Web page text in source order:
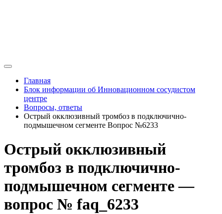
Главная
Блок информации об Инновационном сосудистом
центре
Вопросы, ответы
Острый окклюзивный тромбоз в подключично-
подмышечном сегменте Вопрос №6233
Острый окклюзивный
тромбоз в подключично-
подмышечном сегменте —
вопрос № faq_6233